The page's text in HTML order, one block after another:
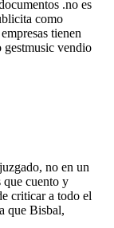
.no es
como
tienen
gestmusic vendio
no en un
que cuento y
criticar a todo el
que Bisbal,